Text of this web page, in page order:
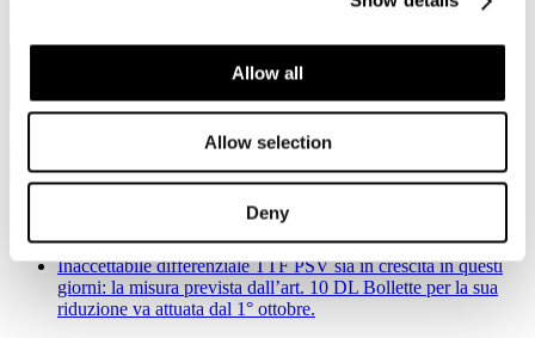
Allow all
Allow selection
Deny
Inaccettabile differenziale TTF PSV sia in crescita in questi
giorni: la misura prevista dall’art. 10 DL Bollette per la sua
riduzione va attuata dal 1° ottobre.